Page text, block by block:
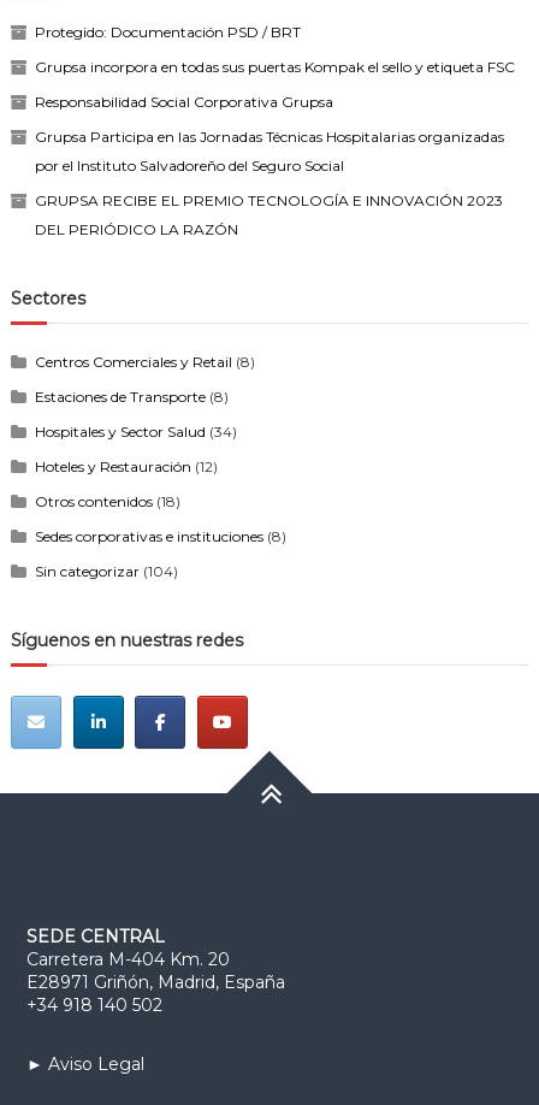
Protegido: Documentación PSD / BRT
Grupsa incorpora en todas sus puertas Kompak el sello y etiqueta FSC
Responsabilidad Social Corporativa Grupsa
Grupsa Participa en las Jornadas Técnicas Hospitalarias organizadas
por el Instituto Salvadoreño del Seguro Social
GRUPSA RECIBE EL PREMIO TECNOLOGÍA E INNOVACIÓN 2023
DEL PERIÓDICO LA RAZÓN
Sectores
Centros Comerciales y Retail (8)
Estaciones de Transporte(8)
Hospitales y Sector Salud (34)
Hoteles y Restauración (12)
Otros contenidos(18)
Sedes corporativas e instituciones(8)
Sin categorizar(104)
Síguenos en nuestras redes
SEDE CENTRAL
Carretera M-404 Km. 20
E28971 Griñón, Madrid, España
+34 918 140 502
► Aviso Legal